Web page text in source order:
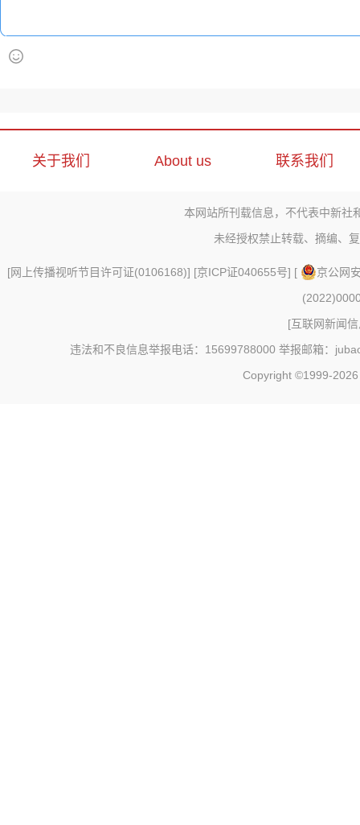
关于我们 About us 联系我们
本网站所刊载信息，不代表中新社
未经授权禁止转载、摘编、
[网上传播视听节目许可证(0106168)] [京ICP证040655号] [
京公网
[互联网新闻
违法和不良信息举报电话：15699788000 举报邮箱：
Copyright ©1999-